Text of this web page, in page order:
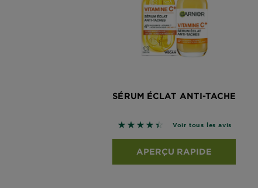
SÉRUM ÉCLAT ANTI-TACHE
4.4767 sur 5 étoiles basé sur
Voir tous les avis
APERÇU RAPIDE